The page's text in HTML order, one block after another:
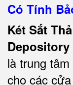
Có Tính
Két Sắt
Depository
là trung
cho các